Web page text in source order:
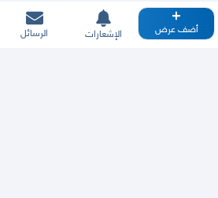
أضف عرض الإشعارات الرسائل